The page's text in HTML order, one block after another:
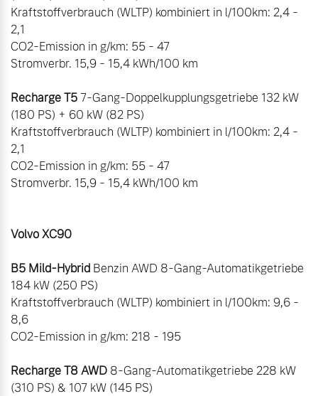
Kraftstoffverbrauch (WLTP) kombiniert in l/100km: 2,4 -
2,1
CO2-Emission in g/km: 55 - 47
Stromverbr. 15,9 - 15,4 kWh/100 km
Recharge T5 7-Gang-Doppelkupplungsgetriebe 132 kW
(180 PS) + 60 kW (82 PS)
Kraftstoffverbrauch (WLTP) kombiniert in l/100km: 2,4 -
2,1
CO2-Emission in g/km: 55 - 47
Stromverbr. 15,9 - 15,4 kWh/100 km
Volvo XC90
B5 Mild-Hybrid Benzin AWD 8-Gang-Automatikgetriebe
184 kW (250 PS)
Kraftstoffverbrauch (WLTP) kombiniert in l/100km: 9,6 -
8,6
CO2-Emission in g/km: 218 - 195
Recharge T8 AWD 8-Gang-Automatikgetriebe 228 kW
(310 PS) & 107 kW (145 PS)